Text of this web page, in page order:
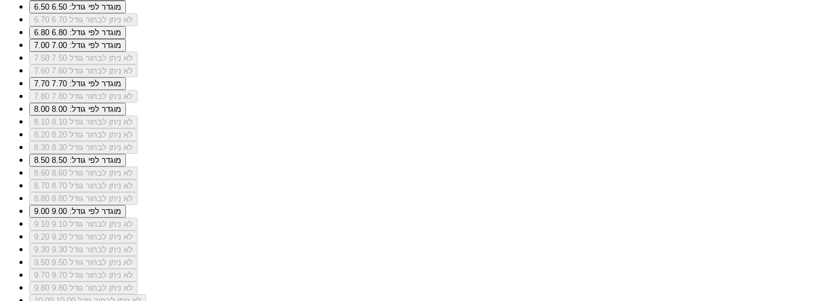
6.50
מוגדר לפי גודל: 6.50
6.70
לא ניתן לבחור גודל 6.70
6.80
מוגדר לפי גודל: 6.80
7.00
מוגדר לפי גודל: 7.00
7.50
לא ניתן לבחור גודל 7.50
7.60
לא ניתן לבחור גודל 7.60
7.70
מוגדר לפי גודל: 7.70
7.80
לא ניתן לבחור גודל 7.80
8.00
מוגדר לפי גודל: 8.00
8.10
לא ניתן לבחור גודל 8.10
8.20
לא ניתן לבחור גודל 8.20
8.30
לא ניתן לבחור גודל 8.30
8.50
מוגדר לפי גודל: 8.50
8.60
לא ניתן לבחור גודל 8.60
8.70
לא ניתן לבחור גודל 8.70
8.80
לא ניתן לבחור גודל 8.80
9.00
מוגדר לפי גודל: 9.00
9.10
לא ניתן לבחור גודל 9.10
9.20
לא ניתן לבחור גודל 9.20
9.30
לא ניתן לבחור גודל 9.30
9.50
לא ניתן לבחור גודל 9.50
9.70
לא ניתן לבחור גודל 9.70
9.80
לא ניתן לבחור גודל 9.80